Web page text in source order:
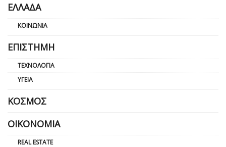
ΕΛΛΆΔΑ
ΚΟΙΝΩΝΊΑ
ΕΠΙΣΤΉΜΗ
ΤΕΧΝΟΛΟΓΊΑ
ΥΓΕΊΑ
ΚΌΣΜΟΣ
ΟΙΚΟΝΟΜΊΑ
REAL ESTATE